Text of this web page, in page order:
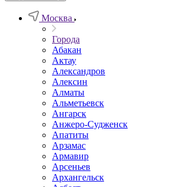
Москва
Города
Абакан
Актау
Александров
Алексин
Алматы
Альметьевск
Ангарск
Анжеро-Судженск
Апатиты
Арзамас
Армавир
Арсеньев
Архангельск